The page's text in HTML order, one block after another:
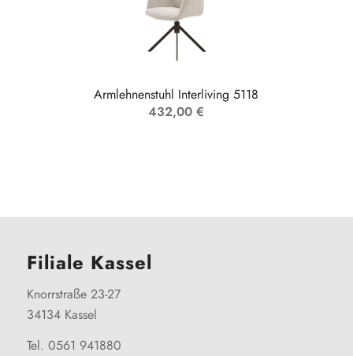
Armlehnenstuhl Interliving 5118
432,00 €
Filiale Kassel
Knorrstraße 23-27
34134 Kassel
Tel. 0561 941880